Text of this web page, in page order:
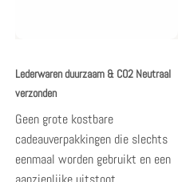
Lederwaren duurzaam & CO2 Neutraal
verzonden
Geen grote kostbare
cadeauverpakkingen die slechts
eenmaal worden gebruikt en een